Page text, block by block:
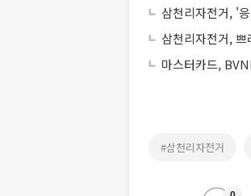
삼천리자전거, '
삼천리자전거,
마스터카드,
#삼천리자전거